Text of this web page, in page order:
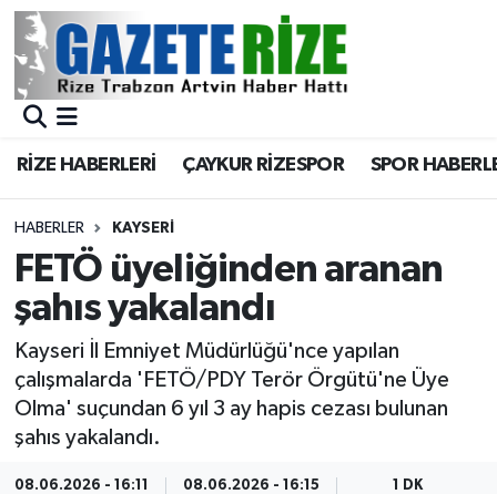
RİZE HABERLERİ ÇAYKUR RİZESPOR SPOR
HABERLER KAYSERI
FETÖ üyeliğinden aranan
şahıs yakalandı
Kayseri İl Emniyet Müdürlüğü'nce yapılan
çalışmalarda 'FETÖ/PDY Terör Örgütü'ne Üye
Olma' suçundan 6 yıl 3 ay hapis cezası bulunan
şahıs yakalandı.
08.06.2026 - 16:11 08.06.2026 - 16:15 1 DK
BÖLGEMİZ
Asayiş
Rize Jandarma Komutanlığı
Bilim Teknoloji
Advertising news
Canlı Maç
Merkez Nöbetçi Eczaneler
Merkez Trafik Yoğunluk Haritası
Süper Lig Puan Durumu ve Fikstür
Tüm Manşetler
Son Dakika Haberleri
Haber Arşivi